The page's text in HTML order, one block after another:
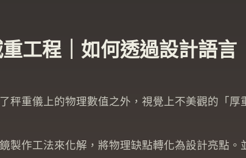
工程｜如何透過設計語言
秤重儀上的物理數值之外，視覺上不美觀的「
製作工法來化解，將物理缺點轉化為設計亮點